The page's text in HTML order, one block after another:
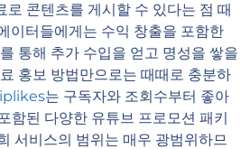
로 콘텐츠를 게시할 수 있다는 점 때
이터들에게는 수익 창출을 포함한
통해 추가 수입을 얻고 명성을 쌓을
홍보 방법만으로는 때때로 충분하
는 구독자와 조회수부터 좋아
함된 다양한 유튜브 프로모션 패키
서비스의 범위는 매우 광범위하므